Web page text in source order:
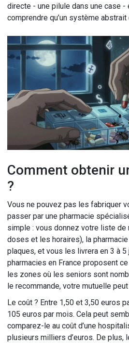
directe - une pilule dans une case
comprendre qu’un système
Comment obtenir
?
Vous ne pouvez pas les fabriquer
passer par une pharmacie
simple : vous donnez votre liste de
doses et les horaires), la
plaques, et vous les livrera en 3 à 5
pharmacies en France proposent
les zones où les seniors sont
le recommande, votre mutuelle
Le coût ? Entre 1,50 et 3,50 euros
105 euros par mois. Cela peut
comparez-le au coût d’une
plusieurs milliers d’euros. De plus,